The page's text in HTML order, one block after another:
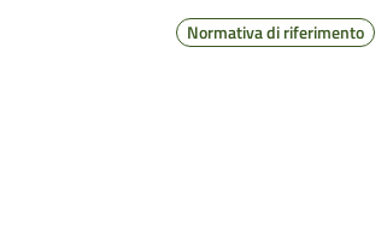
Normativa di riferimento